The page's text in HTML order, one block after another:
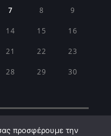
7 8 9
14 15 16
21 22 23
28 29 30
προσφέρουμε την